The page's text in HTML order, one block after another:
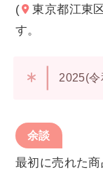
( 東京都江東
す。
2025(
余談
最初に売れた